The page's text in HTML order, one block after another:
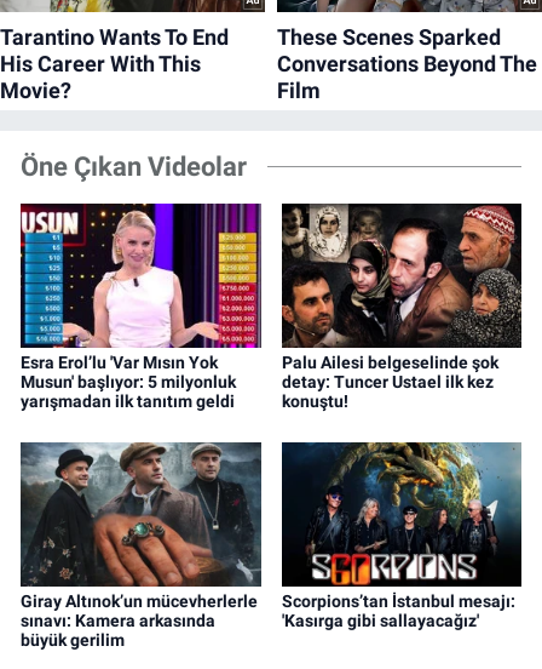
Öne Çıkan Videolar
Esra Erol’lu 'Var Mısın Yok
Musun' başlıyor: 5 milyonluk
yarışmadan ilk tanıtım geldi
Palu Ailesi belgeselinde şok
detay: Tuncer Ustael ilk kez
konuştu!
Giray Altınok’un mücevherlerle
sınavı: Kamera arkasında
büyük gerilim
Scorpions’tan İstanbul mesajı:
'Kasırga gibi sallayacağız'